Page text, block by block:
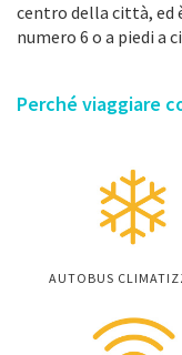
centro della città, ed
numero 6 o a piedi a
Perché viaggiare
AUTOBUS